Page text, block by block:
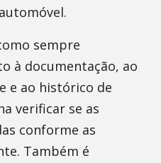
sempre
à documentação, ao
e ao histórico de
verificar se as
conforme as
Também é